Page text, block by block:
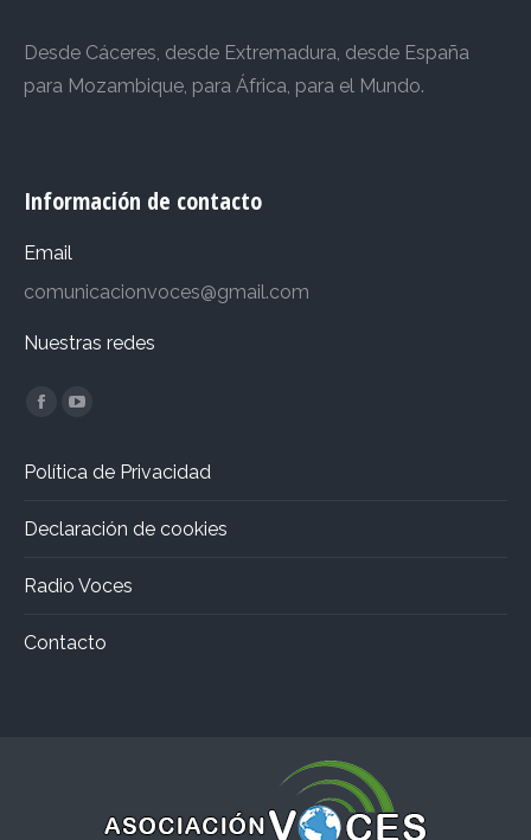
Desde Cáceres, desde Extremadura, desde España
para Mozambique, para África, para el Mundo.
Información de contacto
Email
comunicacionvoces@gmail.com
Nuestras redes
Encuéntranos en:
Facebook
opens
new
YouTube
opens
new
Política de Privacidad
Declaración de cookies
Radio Voces
Contacto